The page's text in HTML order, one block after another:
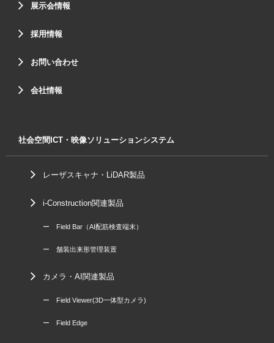
展示会情報
採用情報
お問い合わせ
会社情報
社会空間ICT・映像ソリューションシステム
レーザスキャナ・LiDAR製品
i-Construction関連製品
ー Field Bar（AI配筋検査端末）
ー 舗装出来形管理装置
カメラ・AI関連製品
ー Field Viewer(3D一体型カメラ)
ー Field Edge